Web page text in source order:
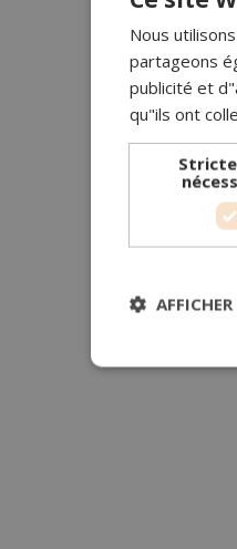
Nous
partageons
publicité et
qu"ils ont